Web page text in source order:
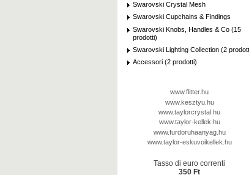
Swarovski Crystal Mesh
Swarovski Cupchains & Findings
Swarovski Knobs, Handles & Co (15
prodotti)
Swarovski Lighting Collection (2
Accessori (2 prodotti)
www.flitter.hu
www.kesztyu.hu
www.taylorcrystal.hu
www.taylor-kellek.hu
www.furdoruhaanyag.hu
www.taylor-eskuvoikellek.hu
Tasso di euro correnti
350 Ft